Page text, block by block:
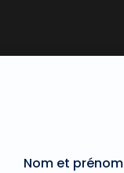
Nom et